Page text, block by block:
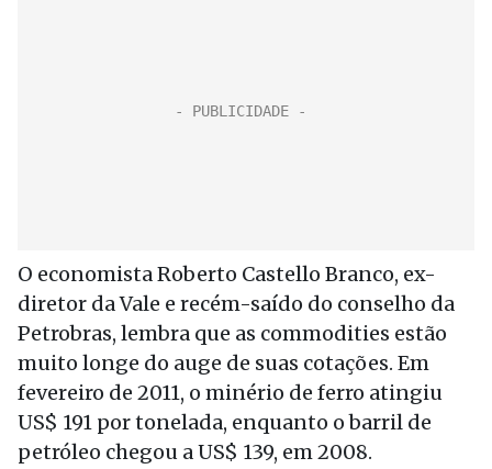
O economista Roberto Castello Branco, ex-
diretor da Vale e recém-saído do conselho da
Petrobras, lembra que as commodities estão
muito longe do auge de suas cotações. Em
fevereiro de 2011, o minério de ferro atingiu
US$ 191 por tonelada, enquanto o barril de
petróleo chegou a US$ 139, em 2008.